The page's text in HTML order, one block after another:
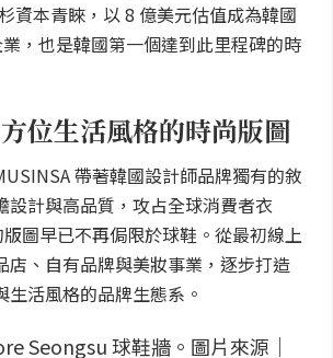
資本青睞，以 8 億美元估值成為韓國
，也是韓國第一個達到此里程碑的時
位生活風格的時尚版圖
帶著韓國設計師品牌獨有的敘
設計與高品質，攻占全球消費者衣
圖早已不再侷限於球鞋。從最初線上
店、自有品牌與美妝事業，逐步打造
生活風格的品牌生態系。